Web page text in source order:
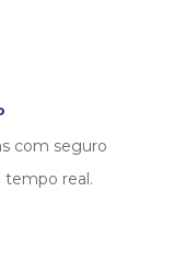
com seguro
real.